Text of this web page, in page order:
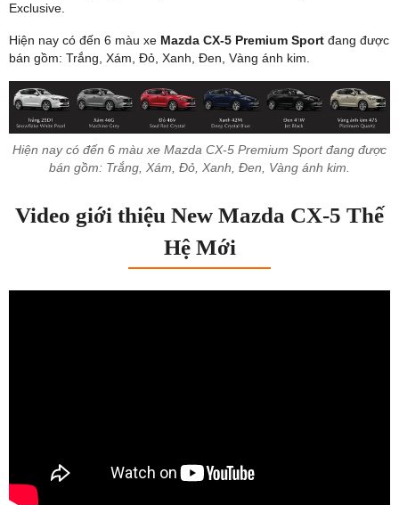
Exclusive.
Hiện nay có đến 6 màu xe Mazda CX-5 Premium Sport đang được
bán gồm: Trắng, Xám, Đỏ, Xanh, Đen, Vàng ánh kim.
Hiện nay có đến 6 màu xe Mazda CX-5 Premium Sport đang được
bán gồm: Trắng, Xám, Đỏ, Xanh, Đen, Vàng ánh kim.
Video giới thiệu New Mazda CX-5 Thế
Hệ Mới